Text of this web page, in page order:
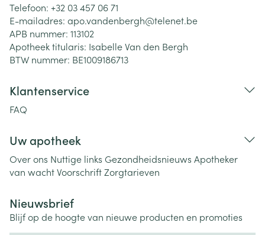
Telefoon: +32 03 457 06 71
E-mailadres: apo.vandenbergh@telenet.be
APB nummer: 113102
Apotheek titularis: Isabelle Van den Bergh
BTW nummer: BE1009186713
Klantenservice
FAQ
Uw apotheek
Over ons Nuttige links Gezondheidsnieuws Apotheker
van wachtVoorschriftZorgtarieven
Nieuwsbrief
Blijf op de hoogte van nieuwe producten en promoties